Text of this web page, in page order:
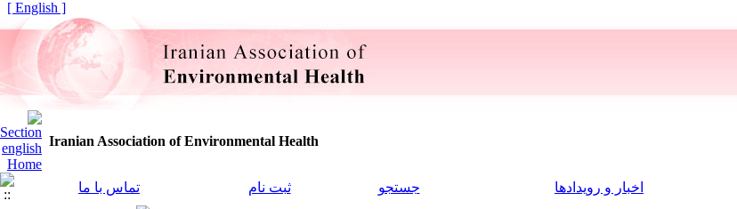
[ English ]
Iranian Association of Environmental Health
اخبار و رویدادها جستجو ثبت نام تماس با ما